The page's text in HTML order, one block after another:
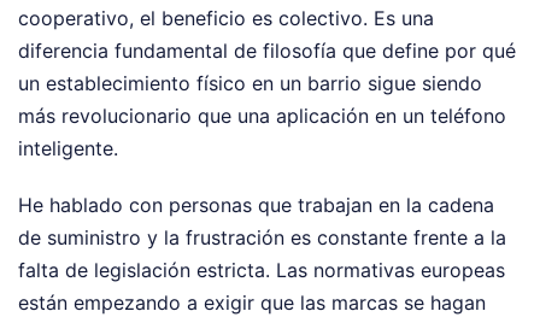
cooperativo, el beneficio es colectivo. Es una
diferencia fundamental de filosofía que define por qué
un establecimiento físico en un barrio sigue siendo
más revolucionario que una aplicación en un teléfono
inteligente.
He hablado con personas que trabajan en la cadena
de suministro y la frustración es constante frente a la
falta de legislación estricta. Las normativas europeas
están empezando a exigir que las marcas se hagan